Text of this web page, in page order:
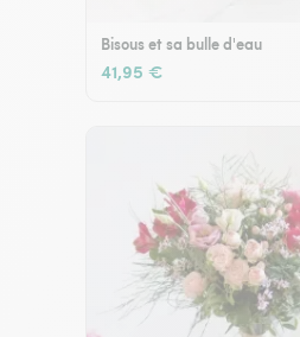
Bisous et sa bulle d'eau
41,95 €